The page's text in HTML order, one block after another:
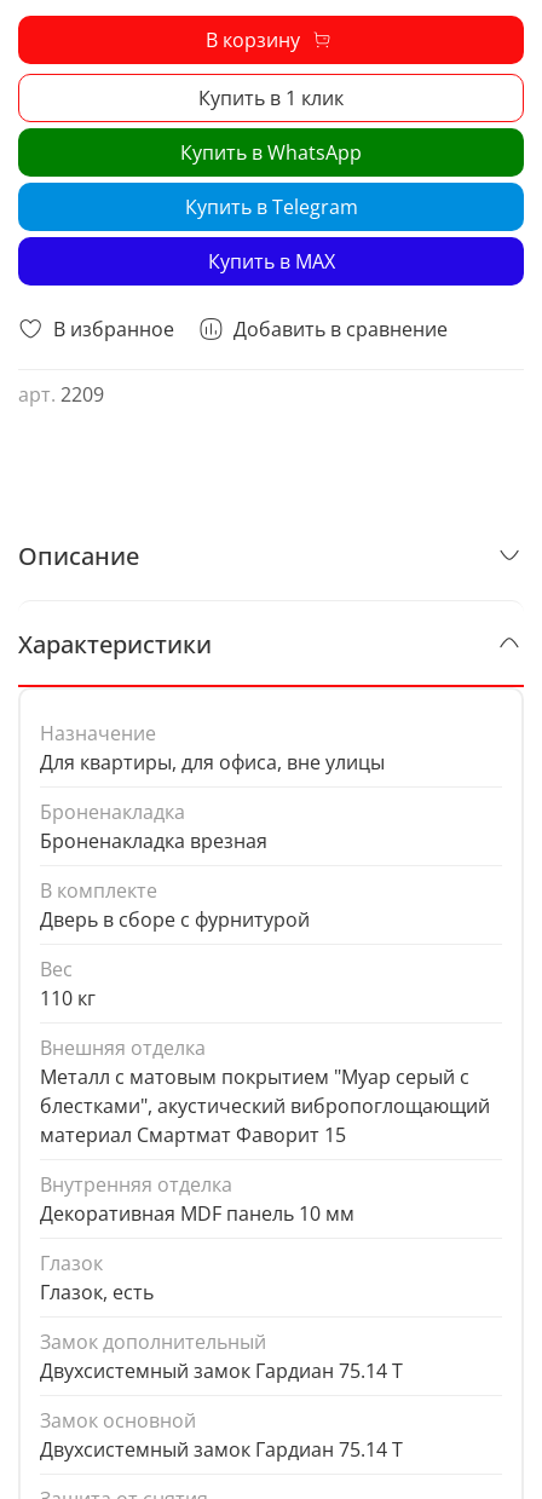
В избранное Добавить в сравнение
арт. 2209
В корзину
Купить в 1 клик
Купить в WhatsApp
Купить в Telegram
Купить в MAX
Описание
Характеристики
Назначение
Для квартиры, для офиса, вне улицы
Броненакладка
Броненакладка врезная
В комплекте
Дверь в сборе с фурнитурой
Вес
110 кг
Внешняя отделка
Металл с матовым покрытием "Муар серый с
блестками", акустический вибропоглощающий
материал Смартмат Фаворит 15
Внутренняя отделка
Декоративная MDF панель 10 мм
Глазок
Глазок, есть
Замок дополнительный
Двухсистемный замок Гардиан 75.14 Т
Замок основной
Двухсистемный замок Гардиан 75.14 Т